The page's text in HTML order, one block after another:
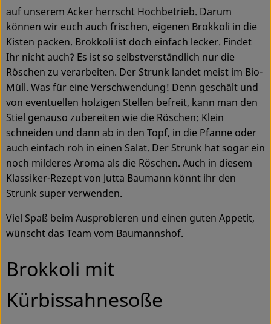
Ökokisten
Obst & Gemüse
Kühltheke
Backwaren
Haltbares
Getränke
Drogerie
So geht's
Blog & Aktuelles
Service
auf unserem Acker herrscht Hochbetrieb. Darum
können wir euch auch frischen, eigenen Brokkoli in die
Kisten packen. Brokkoli ist doch einfach lecker. Findet
Ihr nicht auch? Es ist so selbstverständlich nur die
Röschen zu verarbeiten. Der Strunk landet meist im Bio-
Müll. Was für eine Verschwendung! Denn geschält und
von eventuellen holzigen Stellen befreit, kann man den
Stiel genauso zubereiten wie die Röschen: Klein
schneiden und dann ab in den Topf, in die Pfanne oder
auch einfach roh in einen Salat. Der Strunk hat sogar ein
noch milderes Aroma als die Röschen. Auch in diesem
Klassiker-Rezept von Jutta Baumann könnt ihr den
Strunk super verwenden.
Viel Spaß beim Ausprobieren und einen guten Appetit,
wünscht das Team vom Baumannshof.
Brokkoli mit
Kürbissahnesoße